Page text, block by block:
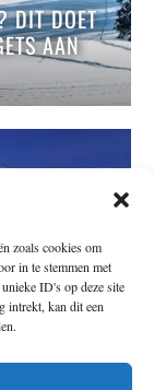
zoals cookies om
in te stemmen met
ID's op deze site
intrekt, kan dit een
DIT DOET
AAN